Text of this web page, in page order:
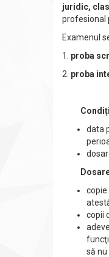
juridic,
profesional
Examenul
1. proba
2. proba
data
copie
copii
să